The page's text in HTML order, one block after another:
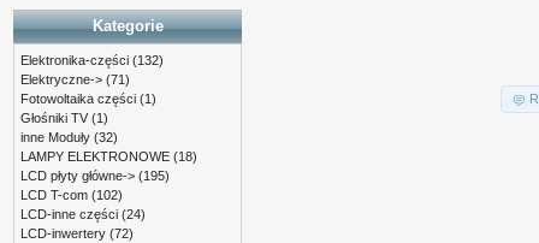
Kategorie
Elektronika-części (132)
Elektryczne-> (71)
Fotowoltaika części (1)
Głośniki TV (1)
inne Moduły (32)
LAMPY ELEKTRONOWE (18)
LCD płyty główne-> (195)
LCD T-com (102)
LCD-inne części (24)
LCD-inwertery (72)